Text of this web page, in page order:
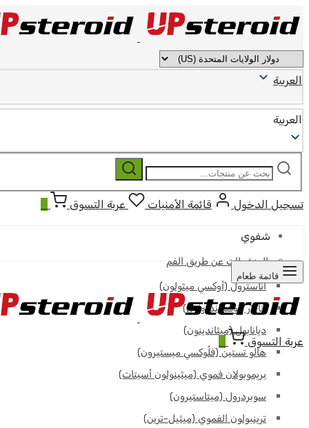
العربية
العربية
ابحث
بحث
تسجيل الدخول قائمة الأمنيات عربة التسوق
شفوي
المنشطات عن طريق الفم
أناسترول (أوكسي ميثولون)
أناوار (أوكساندرولون)
ديانابول (ميثاندينون)
هالو تستين (فلُوكسي ميستيرون)
بريموبولان فموي (ميثينولون أسيتات)
سوبردرول (ميتاستيرون)
ترينبولون الفموي (ميثيل-ترين)
قائمة طعام
عربة التسوق